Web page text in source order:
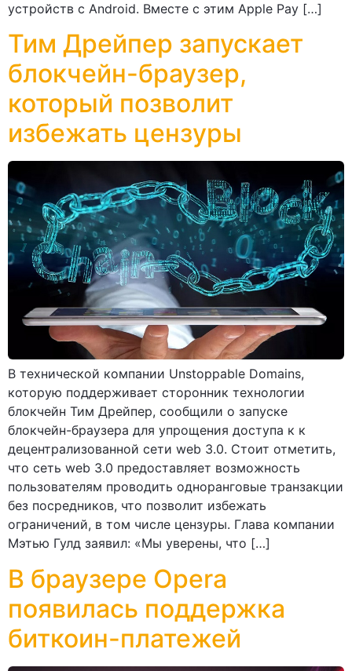
устройств с Android. Вместе с этим Apple Pay […]
Тим Дрейпер запускает
блокчейн-браузер,
который позволит
избежать цензуры
В технической компании Unstoppable Domains,
которую поддерживает сторонник технологии
блокчейн Тим Дрейпер, сообщили о запуске
блокчейн-браузера для упрощения доступа к к
децентрализованной сети web 3.0. Стоит отметить,
что сеть web 3.0 предоставляет возможность
пользователям проводить одноранговые транзакции
без посредников, что позволит избежать
ограничений, в том числе цензуры. Глава компании
Мэтью Гулд заявил: «Мы уверены, что […]
В браузере Opera
появилась поддержка
биткоин-платежей